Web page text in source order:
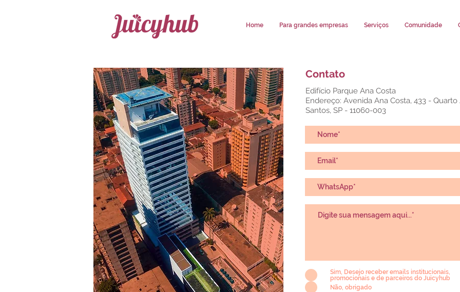
Home Para grandes empresas Serviços Comunidade
Contato
Edifício Parque Ana Costa
Endereço: Avenida Ana Costa, 433 - Quarto
Santos, SP - 11060-003
Sim, Desejo receber emails institucionais,
promocionais e de parceiros do Juicyhub
Não, obrigado